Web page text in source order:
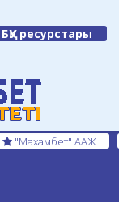
БҚУ ресурстары
"Махамбет" ААЖ